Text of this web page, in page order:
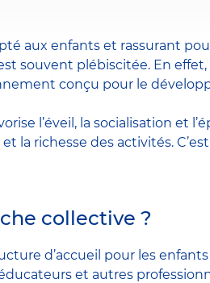
aux enfants et rassurant
souvent plébiscitée. En
conçu pour le
l’éveil, la socialisation et
la richesse des activités.
collective ?
d’accueil pour les
et autres